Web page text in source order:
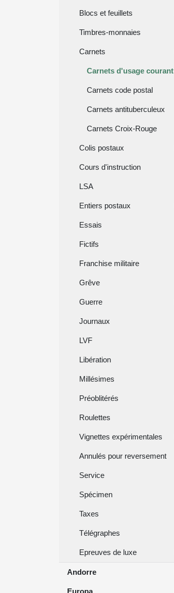
Blocs et feuillets
Timbres-monnaies
Carnets
Carnets d'usage courant
Carnets code postal
Carnets antituberculeux
Carnets Croix-Rouge
Colis postaux
Cours d'instruction
LSA
Entiers postaux
Essais
Fictifs
Franchise militaire
Grêve
Guerre
Journaux
LVF
Libération
Millésimes
Préoblitérés
Roulettes
Vignettes expérimentales
Annulés pour reversement
Service
Spécimen
Taxes
Télégraphes
Epreuves de luxe
Andorre
Europa